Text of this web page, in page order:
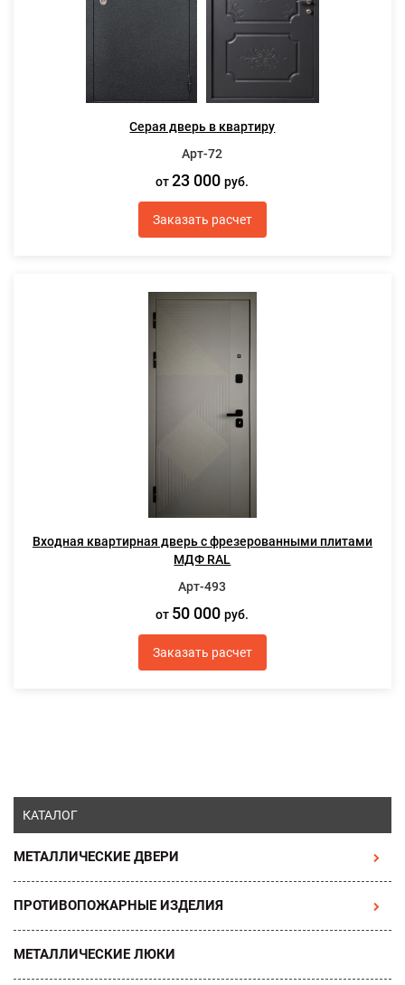
Серая дверь в квартиру
Арт-72
от23 000руб.
Заказать расчет
Входная квартирная дверь с фрезерованными плитами
МДФ RAL
Арт-493
от 50 000руб.
Заказать расчет
КАТАЛОГ
МЕТАЛЛИЧЕСКИЕ ДВЕРИ
ПРОТИВОПОЖАРНЫЕ ИЗДЕЛИЯ
МЕТАЛЛИЧЕСКИЕ ЛЮКИ